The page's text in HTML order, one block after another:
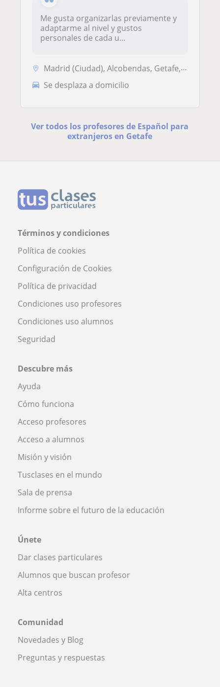
Me gusta organizarlas previamente y
adaptarme al nivel y gustos
personales de cada u...
Madrid (Ciudad), Alcobendas, Getafe, Pozuelo de Alarcón, Leganés, Riva...
Se desplaza a domicilio
Ver todos los profesores de Español para
extranjeros en Getafe
Términos y condiciones
Política de cookies
Configuración de Cookies
Política de privacidad
Condiciones uso profesores
Condiciones uso alumnos
Seguridad
Descubre más
Ayuda
Cómo funciona
Acceso profesores
Acceso a alumnos
Misión y visión
Tusclases en el mundo
Sala de prensa
Informe sobre el futuro de la educación
Únete
Dar clases particulares
Alumnos que buscan profesor
Alta centros
Comunidad
Novedades y Blog
Preguntas y respuestas